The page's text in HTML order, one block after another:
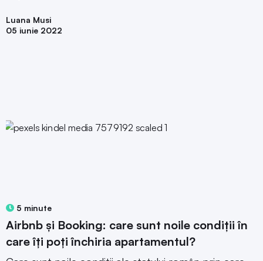
Luana Musi
05 iunie 2022
5 minute
Airbnb și Booking: care sunt noile condiții în
care îți poți închiria apartamentul?